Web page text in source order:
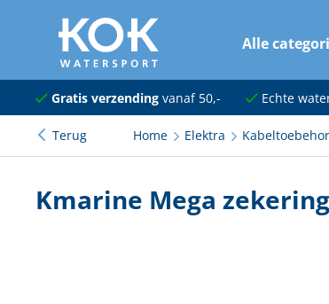
naar hoofdinhoud
Alle
Navigatie
Dekuitrusting
Onderhoud en verf
Gratis verzendingvanaf 50,- Echte
Terug Home Elektra
Kmarine Mega